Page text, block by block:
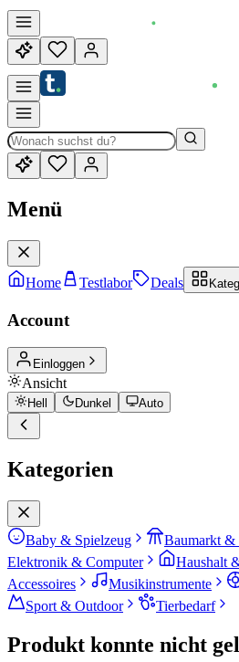
Menü
Home Testlabor Deals
Account
Einloggen
Ansicht
Hell Dunkel Auto
Kategorien
Baby & Spielzeug Baumarkt &
Elektronik & Computer
Haushalt
Accessoires
Musikinstrumente
Sport & Outdoor
Tierbedarf
Produkt konnte nicht